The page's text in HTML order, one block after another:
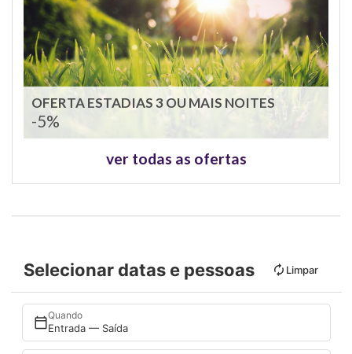
OFERTA ESTADIAS 3 OU MAIS NOITES
-5%
ver todas as ofertas
Selecionar datas e pessoas Limpar
Quando
Entrada — Saída